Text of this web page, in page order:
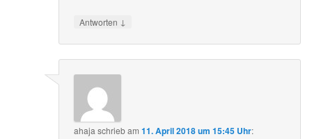
Antworten ↓
ahaja schriebam11. April 2018 um 15:45 Uhr: